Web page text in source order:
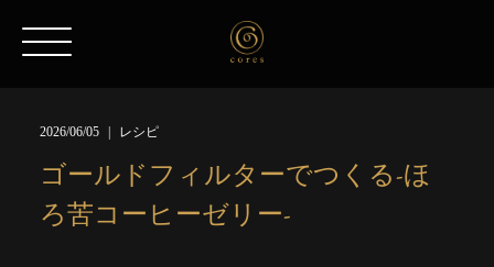
2026/06/05 レシピ
ゴールドフィルターでつくる-ほ
ろ苦コーヒーゼリー-